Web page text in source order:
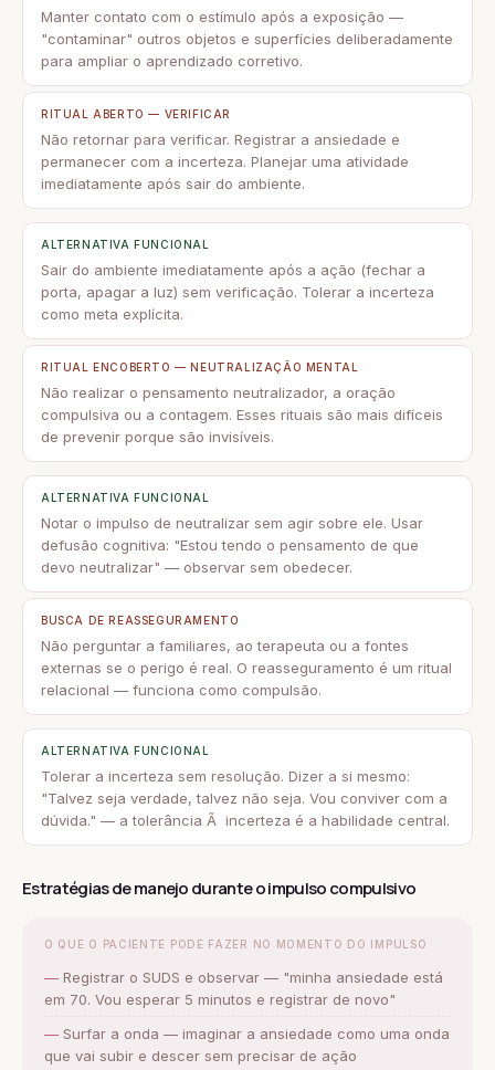
Manter contato com o estímulo após a exposição —
"contaminar" outros objetos e superfícies deliberadamente
para ampliar o aprendizado corretivo.
RITUAL ABERTO — VERIFICAR
Não retornar para verificar. Registrar a ansiedade e
permanecer com a incerteza. Planejar uma atividade
imediatamente após sair do ambiente.
ALTERNATIVA FUNCIONAL
Sair do ambiente imediatamente após a ação (fechar a
porta, apagar a luz) sem verificação. Tolerar a incerteza
como meta explícita.
RITUAL ENCOBERTO — NEUTRALIZAÇÃO MENTAL
Não realizar o pensamento neutralizador, a oração
compulsiva ou a contagem. Esses rituais são mais difíceis
de prevenir porque são invisíveis.
ALTERNATIVA FUNCIONAL
Notar o impulso de neutralizar sem agir sobre ele. Usar
defusão cognitiva: "Estou tendo o pensamento de que
devo neutralizar" — observar sem obedecer.
BUSCA DE REASSEGURAMENTO
Não perguntar a familiares, ao terapeuta ou a fontes
externas se o perigo é real. O reasseguramento é um ritual
relacional — funciona como compulsão.
ALTERNATIVA FUNCIONAL
Tolerar a incerteza sem resolução. Dizer a si mesmo:
"Talvez seja verdade, talvez não seja. Vou conviver com a
dúvida." — a tolerância Ã incerteza é a habilidade central.
Estratégias de manejo durante o impulso compulsivo
O QUE O PACIENTE PODE FAZER NO MOMENTO DO IMPULSO
Registrar o SUDS e observar — "minha ansiedade está
em 70. Vou esperar 5 minutos e registrar de novo"
Surfar a onda — imaginar a ansiedade como uma onda
que vai subir e descer sem precisar de ação